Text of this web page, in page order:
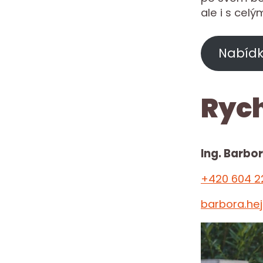
ale i s
Ing.
+420 604